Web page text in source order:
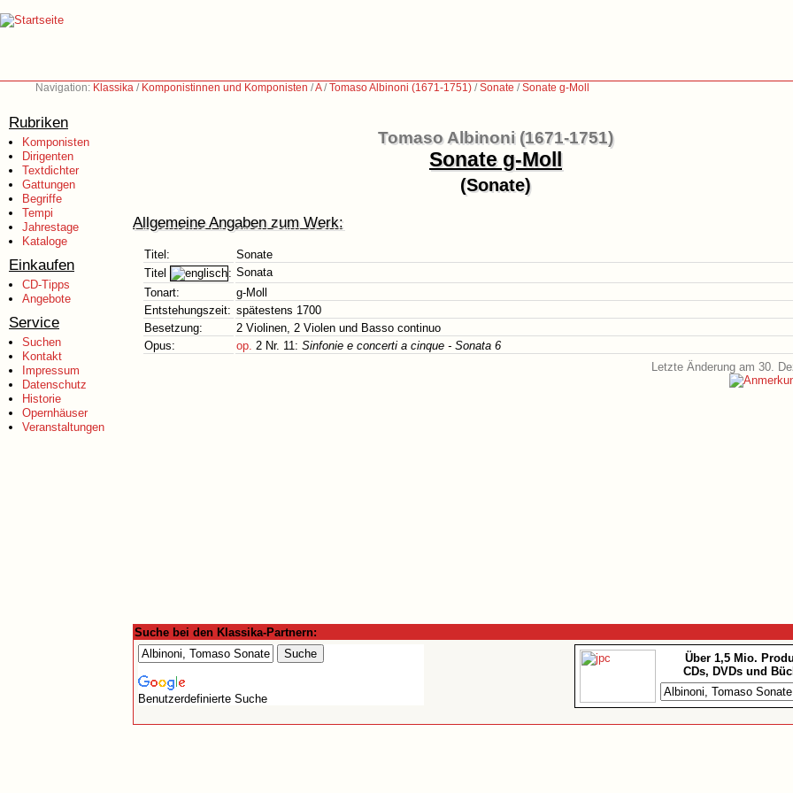
Navigation: Klassika / Komponistinnen und Komponisten /A/Tomaso Albinoni (1671-1751) /Sonate /Sonate g-Moll
Rubriken
Komponisten
Dirigenten
Textdichter
Gattungen
Begriffe
Tempi
Jahrestage
Kataloge
Einkaufen
CD-Tipps
Angebote
Service
Suchen
Kontakt
Impressum
Datenschutz
Historie
Opernhäuser
Veranstaltungen
Tomaso Albinoni (1671-1751)
Sonate g-Moll
(Sonate)
Allgemeine Angaben zum Werk:
Titel:
Sonate
Titel
: Sonata
Tonart:
g-Moll
Entstehungszeit: spätestens 1700
Besetzung:
2 Violinen, 2 Violen und Basso continuo
Opus:
op. 2 Nr. 11: Sinfonie e concerti a cinque - Sonata 6
Letzte Änderung am 30.
Suche bei den Klassika-Partnern:
Benutzerdefinierte Suche
Über 1,5 Mio.
CDs, DVDs und